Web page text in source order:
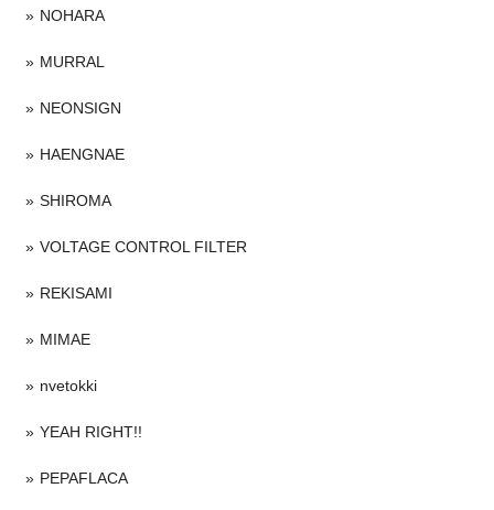
NOHARA
MURRAL
NEONSIGN
HAENGNAE
SHIROMA
VOLTAGE CONTROL FILTER
REKISAMI
MIMAE
nvetokki
YEAH RIGHT!!
PEPAFLACA